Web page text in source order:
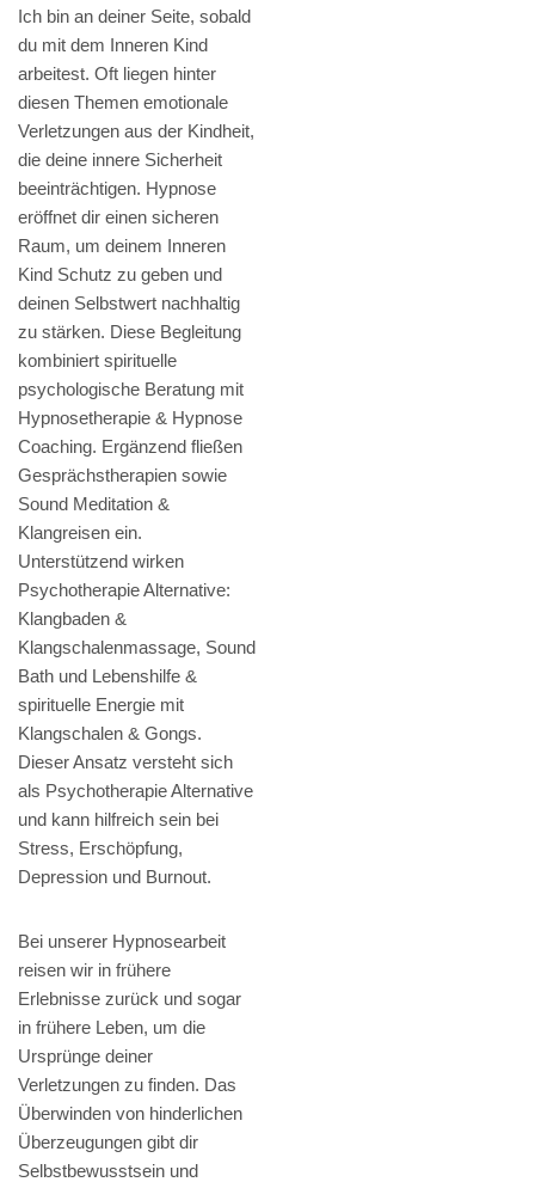
Ich bin an deiner Seite, sobald
du mit dem Inneren Kind
arbeitest. Oft liegen hinter
diesen Themen emotionale
Verletzungen aus der Kindheit,
die deine innere Sicherheit
beeinträchtigen. Hypnose
eröffnet dir einen sicheren
Raum, um deinem Inneren
Kind Schutz zu geben und
deinen Selbstwert nachhaltig
zu stärken. Diese Begleitung
kombiniert spirituelle
psychologische Beratung mit
Hypnosetherapie & Hypnose
Coaching. Ergänzend fließen
Gesprächstherapien sowie
Sound Meditation &
Klangreisen ein.
Unterstützend wirken
Psychotherapie Alternative:
Klangbaden &
Klangschalenmassage, Sound
Bath und Lebenshilfe &
spirituelle Energie mit
Klangschalen & Gongs.
Dieser Ansatz versteht sich
als Psychotherapie Alternative
und kann hilfreich sein bei
Stress, Erschöpfung,
Depression und Burnout.
Bei unserer Hypnosearbeit
reisen wir in frühere
Erlebnisse zurück und sogar
in frühere Leben, um die
Ursprünge deiner
Verletzungen zu finden. Das
Überwinden von hinderlichen
Überzeugungen gibt dir
Selbstbewusstsein und